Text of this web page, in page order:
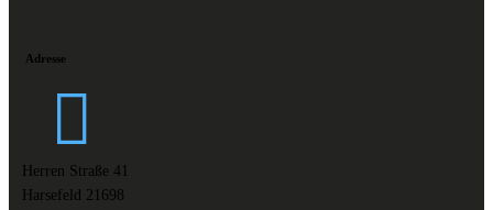
Adresse
Herren Straße 41
Harsefeld 21698